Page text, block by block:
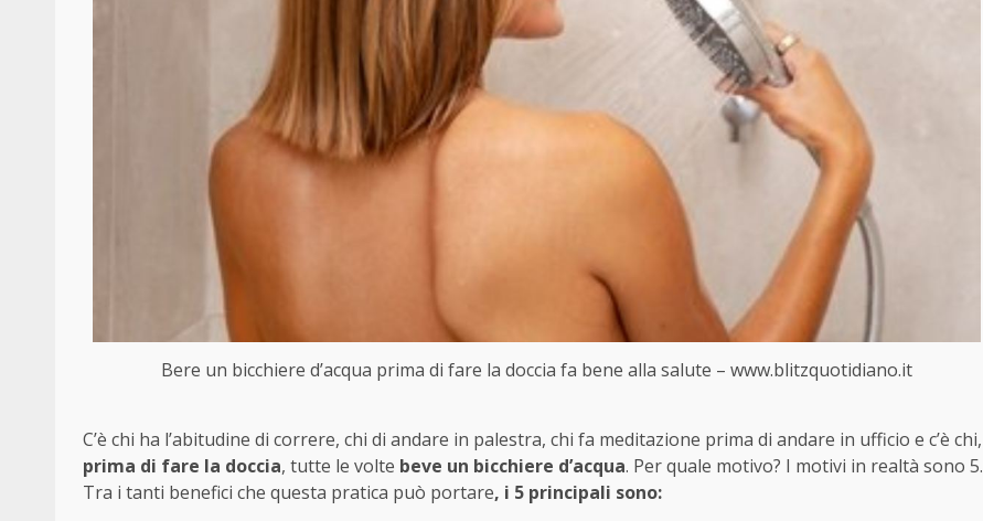
Bere un bicchiere d’acqua prima di fare la doccia fa bene alla salute – www.blitzquotidiano.it
C’è chi ha l’abitudine di correre, chi di andare in palestra, chi fa meditazione prima di andare in ufficio e c’è chi,
prima di fare la doccia, tutte le volte beve un bicchiere d’acqua. Per quale motivo? I motivi in realtà sono 5.
Tra i tanti benefici che questa pratica può portare, i 5 principali sono: